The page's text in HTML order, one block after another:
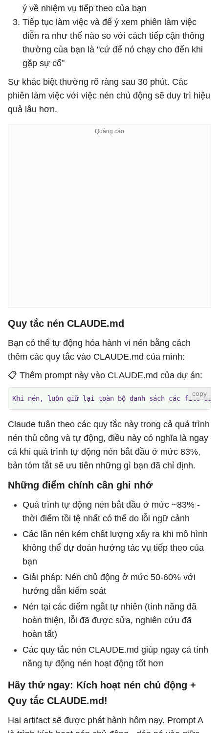
ý về nhiệm vụ tiếp theo của bạn
Tiếp tục làm việc và để ý xem phiên làm việc
diễn ra như thế nào so với cách tiếp cận thông
thường của bạn là "cứ để nó chạy cho đến khi
gặp sự cố"
Sự khác biệt thường rõ ràng sau 30 phút. Các
phiên làm việc với việc nén chủ động sẽ duy trì hiệu
quả lâu hơn.
Quy tắc nén CLAUDE.md
Bạn có thể tự động hóa hành vi nén bằng cách
thêm các quy tắc vào CLAUDE.md của mình:
📋 Thêm prompt này vào CLAUDE.md của dự án:
Khi nén, luôn giữ lại toàn bộ danh sách các file đã
Claude tuân theo các quy tắc này trong cả quá trình
nén thủ công và tự động, điều này có nghĩa là ngay
cả khi quá trình tự động nén bắt đầu ở mức 83%,
bản tóm tắt sẽ ưu tiên những gì bạn đã chỉ định.
Những điểm chính cần ghi nhớ
Quá trình tự động nén bắt đầu ở mức ~83% -
thời điểm tồi tệ nhất có thể do lỗi ngữ cảnh
Các lần nén kém chất lượng xảy ra khi mô hình
không thể dự đoán hướng tác vụ tiếp theo của
bạn
Giải pháp: Nén chủ động ở mức 50-60% với
hướng dẫn kiểm soát
Nén tại các điểm ngắt tự nhiên (tính năng đã
hoàn thiện, lỗi đã được sửa, nghiên cứu đã
hoàn tất)
Các quy tắc nén CLAUDE.md giúp ngay cả tính
năng tự động nén hoạt động tốt hơn
Hãy thử ngay: Kích hoạt nén chủ động +
Quy tắc CLAUDE.md!
Hai artifact sẽ được phát hành hôm nay. Prompt A